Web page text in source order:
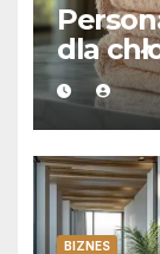
dla
BIZNES